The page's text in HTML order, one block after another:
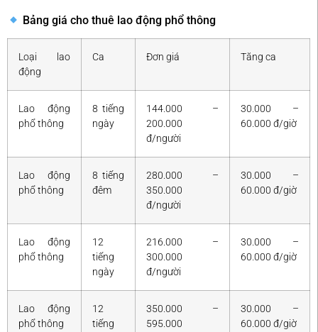
Bảng giá cho thuê lao động phổ thông
Loại lao
động
Ca Đơn giá Tăng ca
Lao động
phổ thông
8 tiếng
ngày
144.000 –
200.000
đ/người
30.000 –
60.000 đ/giờ
Lao động
phổ thông
8 tiếng
đêm
280.000 –
350.000
đ/người
30.000 –
60.000 đ/giờ
Lao động
phổ thông
12
tiếng
ngày
216.000 –
300.000
đ/người
30.000 –
60.000 đ/giờ
Lao động
phổ thông
12
tiếng
350.000 –
595.000
30.000 –
60.000 đ/giờ